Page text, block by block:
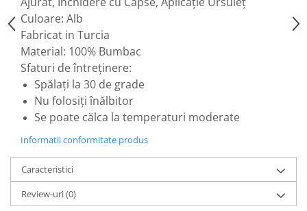
Culoare: Alb
Fabricat in Turcia
Material: 100% Bumbac
Sfaturi de întreținere:
Spălați la 30 de grade
Nu folosiți înălbitor
Se poate călca la temperaturi moderate
Informatii conformitate produs
Caracteristici
Review-uri(0)